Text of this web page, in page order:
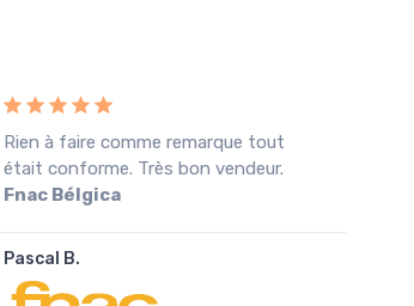
Rien à faire comme remarque tout
était conforme. Très bon vendeur.
Fnac Bélgica
Pascal B.